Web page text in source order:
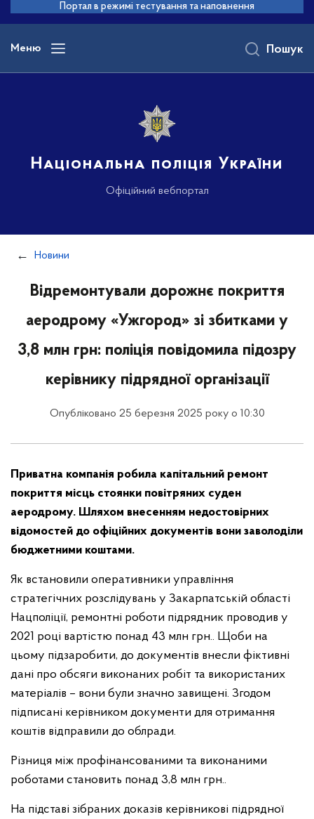
основного
вмісту
Портал в режимі тестування та наповнення
Меню
Національна поліція України
Офіційний вебпортал
Пошук
Новини
Відремонтували дорожнє покриття
аеродрому «Ужгород» зі збитками у
3,8 млн грн: поліція повідомила підозру
керівнику підрядної організації
Опубліковано 25 березня 2025 року о 10:30
Приватна компанія робила капітальний ремонт
покриття місць стоянки повітряних суден
аеродрому. Шляхом внесенням недостовірних
відомостей до офіційних документів вони заволоділи
бюджетними коштами.
Як встановили оперативники управління
стратегічних розслідувань у Закарпатській області
Нацполіції, ремонтні роботи підрядник проводив у
2021 році вартістю понад 43 млн грн.. Щоби на
цьому підзаробити, до документів внесли фіктивні
дані про обсяги виконаних робіт та використаних
матеріалів – вони були значно завищені. Згодом
підписані керівником документи для отримання
коштів відправили до облради.
Різниця між профінансованими та виконаними
роботами становить понад 3,8 млн грн..
На підставі зібраних доказів керівникові підрядної